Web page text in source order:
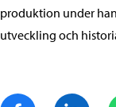
produktion under
utveckling och
Dela på